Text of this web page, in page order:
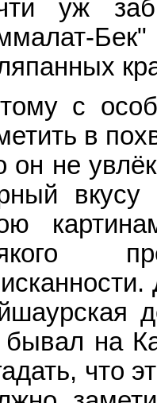
уж
с
в
он не
вкусу
бывал на
что